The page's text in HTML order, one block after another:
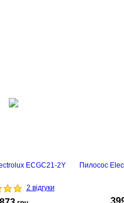
ECGC21-2Y
2 відгуки
Пилосос